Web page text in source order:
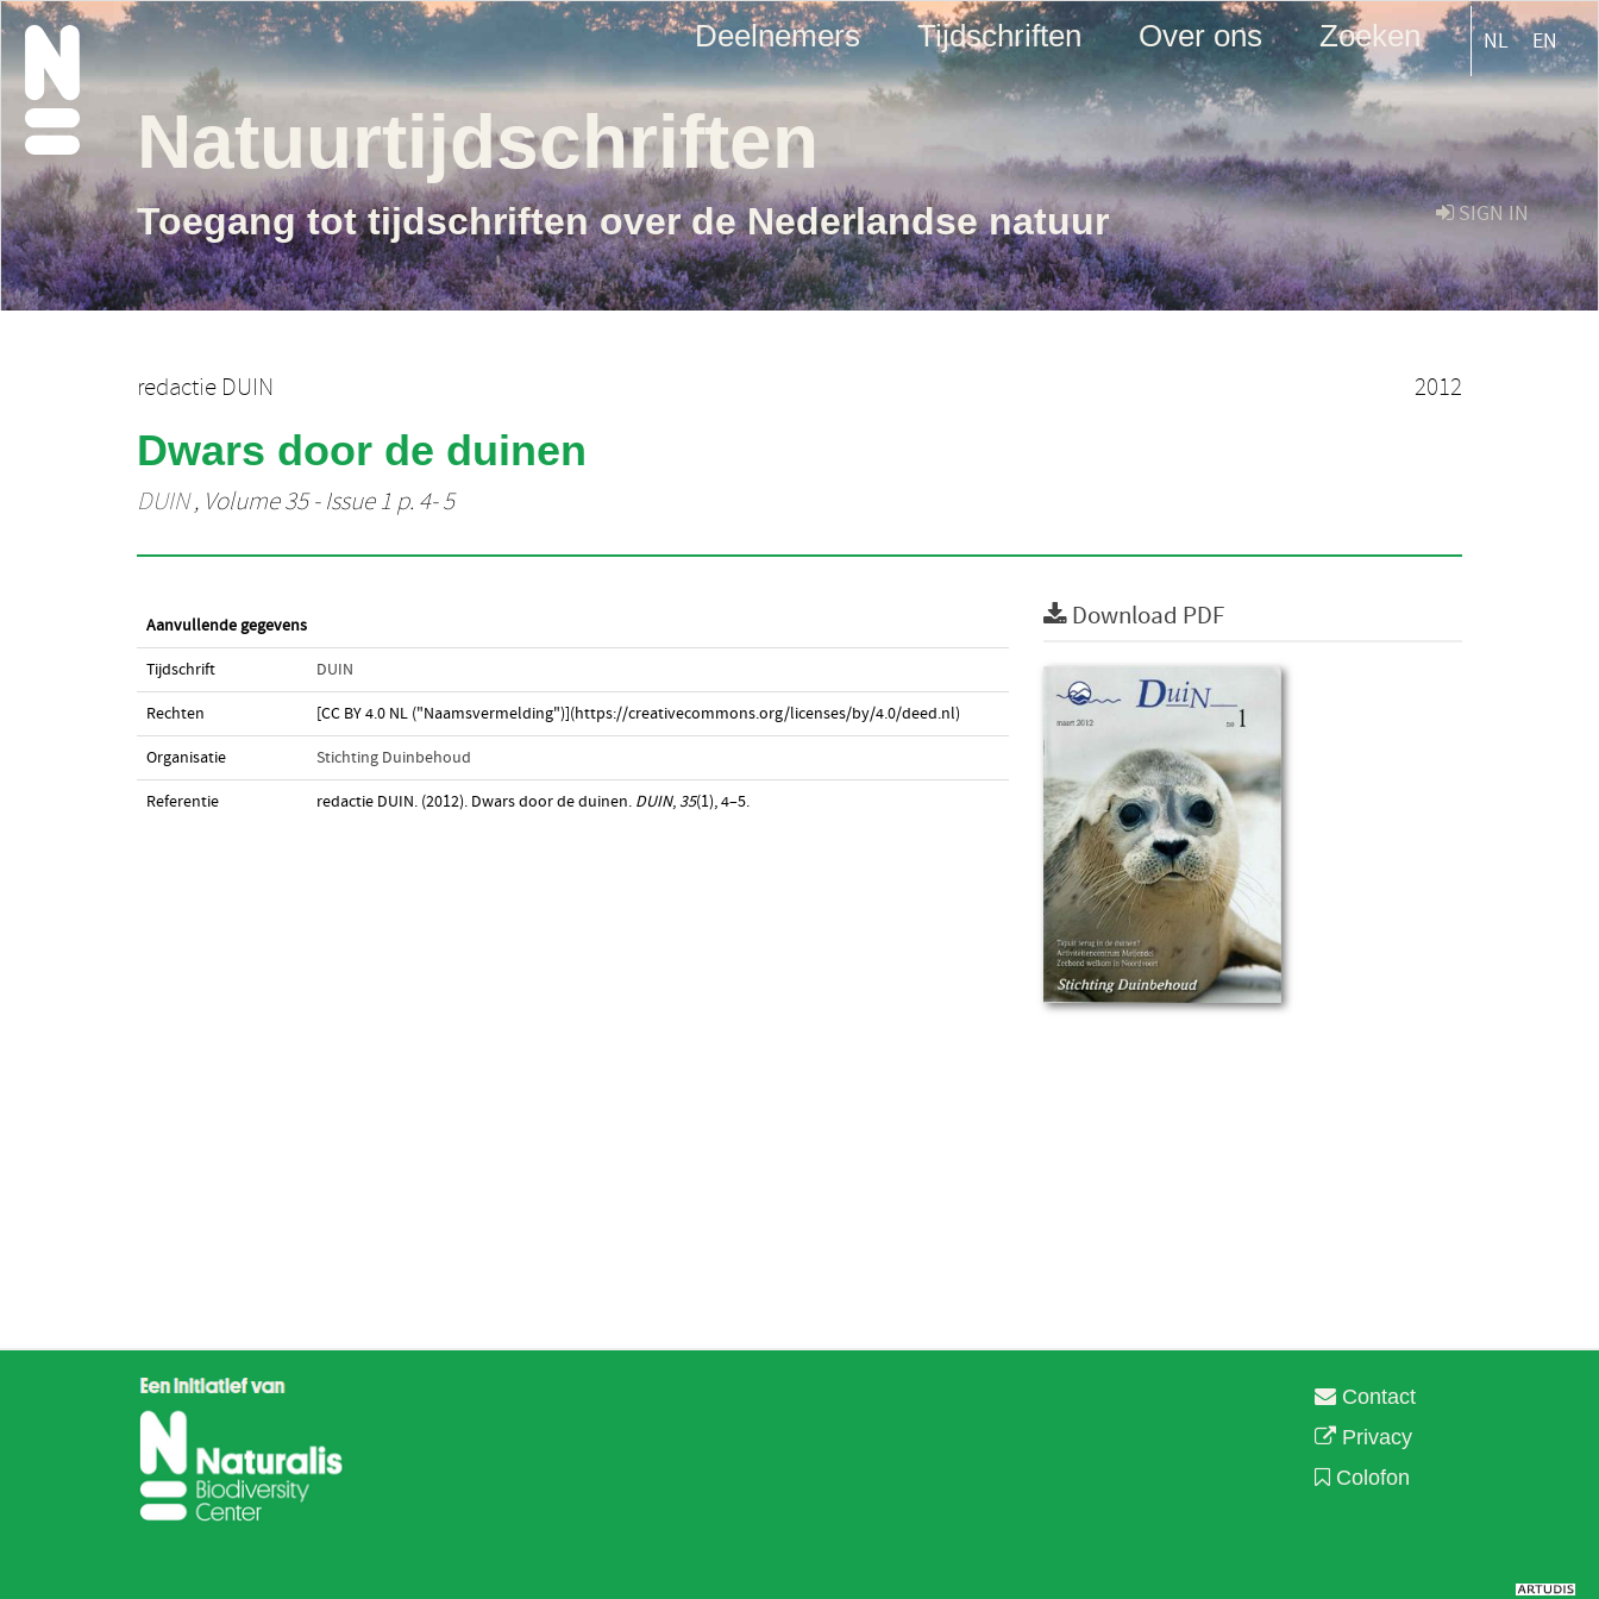
Deelnemers Tijdschriften Over ons Zoeken NL EN
SIGN IN
Natuurtijdschriften
Toegang tot tijdschriften over de Nederlandse natuur
redactie DUIN 2012
Dwars door de duinen
DUIN, Volume 35 - Issue 1 p. 4- 5
Aanvullende gegevens
Tijdschrift DUIN
Rechten [CC BY 4.0 NL ("Naamsvermelding")](https://creativecommons.org/licenses/by/4.0/deed.nl)
Organisatie Stichting Duinbehoud
Referentie redactie DUIN. (2012). Dwars door de duinen. DUIN, 35(1), 4–5.
Download PDF
Contact
Privacy
Colofon